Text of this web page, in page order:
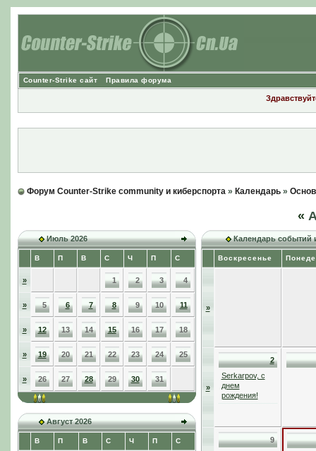
Counter-Strike сайт Правила форума
Форум Counter-Strike community и киберспорта» Календарь»
«
Июль 2026
В П В С Ч П С
» 1 2 3 4
» 5 6 7 8 9 10 11
» 12 13 14 15 16 17 18
» 19 20 21 22 23 24 25
» 26 27 28 29 30 31
Август 2026
В П В С Ч П С
Календарь событий
Воскресенье
»
»
2
Serkarpov, с
днем
рождения!
9